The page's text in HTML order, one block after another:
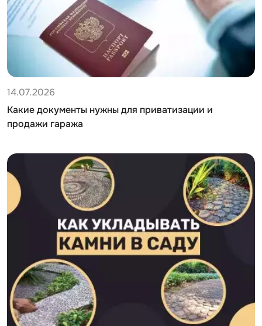
14.07.2026
Какие документы нужны для приватизации и
продажи гаража